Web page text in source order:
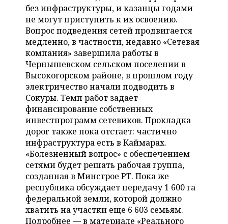
НЕФТЬ
ОПК
ЭНЕРГЕТИКА
РОЗНИЧНАЯ ТОРГОВЛЯ
ТРАНСПОРТ
УСЛУГИ
НОВОСТИ ТЕХНОЛОГИЙ
МЕДИА
ТЕЛЕКОММУНИКАЦИИ
МЕРОПРИЯТИЯ
НОВОСТИ МЕРОПРИЯТИЙ
ВЫЕЗДНАЯ РЕДАКЦИЯ
БИЗНЕС-БРАНЧИ
ONLINE-КОНФЕРЕНЦИИ
ОТКРЫТАЯ ЛЕКЦИЯ
СПОРТ
НОВОСТИ СПОРТА
ФУТБОЛ
ХОККЕЙ
БАСКЕТБОЛ
ВОЛЕЙБОЛ
КИБЕРСПОРТ
ФИГУРНОЕ КАТАНИЕ
ОБЩЕСТВО
НОВОСТИ ОБЩЕСТВА
ВЛАСТЬ
ИНФРАСТРУКТУРА
ИСТОРИЯ
КУЛЬТУРА
МЕДИЦИНА
ФОТОГАЛЕРЕЯ
СЮЖЕТЫ
СПРАВОЧНИК
СПИСОК ПЕРСОН
СПИСОК КОМПАНИЙ
ПОЛНАЯ ВЕРСИЯ
без инфраструктуры, и казанцы годами
не могут приступить к их освоению.
Вопрос подведения сетей продвигается
медленно, в частности, недавно «Сетевая
компания» завершила работы в
Чернышевском сельском поселении в
Высокогорском районе, в прошлом году
электричество начали подводить в
Сокуры. Темп работ задает
финансирование собственных
инвестпрограмм сетевиков. Прокладка
дорог также пока отстает: частично
инфраструктура есть в Каймарах.
«Болезненный вопрос» с обеспечением
сетями будет решать рабочая группа,
созданная в Минстрое РТ. Пока же
республика обсуждает передачу 1 600 га
федеральной земли, которой должно
хватить на участки еще 6 603 семьям.
Подробнее — в материале «Реального